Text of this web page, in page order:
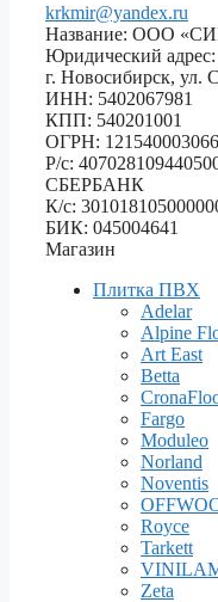
krkmir@yandex.ru
Название: ООО
Юридический адрес:
г. Новосибирск, ул.
ИНН: 5402067981
КПП: 540201001
ОГРН:
Р/с:
СБЕРБАНК
К/с:
БИК: 045004641
Магазин
Плитка ПВХ
Adelar
Alpine
Art East
Betta
Fargo
Moduleo
Norland
Noventis
Royce
Tarkett
Zeta